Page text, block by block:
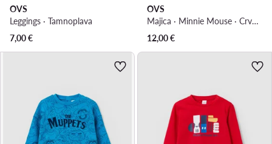
OVS
Leggings · Tamnoplava
7,00€
OVS
Majica · Minnie Mouse · Crvena
12,00€